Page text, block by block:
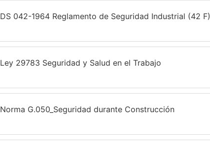
DS 042-1964 Reglamento de Seguridad Industrial (42 F)
Ley 29783 Seguridad y Salud en el Trabajo
Norma G.050_Seguridad durante Construcción